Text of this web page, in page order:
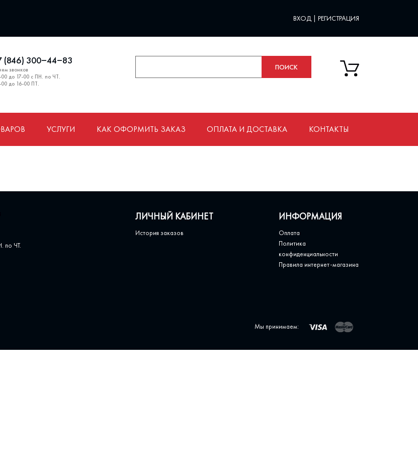
ВХОД | РЕГИСТРАЦИЯ
(846) 300‒44‒83
звонков
00 до 17-00 с ПН. по ЧТ.
00 до 16-00 ПТ.
УСЛУГИ КАК ОФОРМИТЬ ЗАКАЗ ОПЛАТА И ДОСТАВКА КОНТАКТЫ
по ЧТ.
ЛИЧНЫЙ КАБИНЕТ
История заказов
ИНФОРМАЦИЯ
Оплата
Политика
конфиденциальности
Правила интернет-магазина
Мы принимаем: